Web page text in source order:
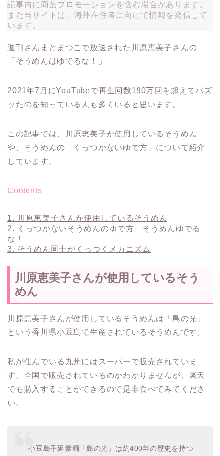
記事内に商品プロモーションを含む場合があります。
また当サイトは、海外在住者に向けて情報を発信して
います。
週刊さんまとまつこで放送された川原恵美子さんの
「そうめんはゆでるな！」
2021年7月にYouTubeで再生回数190万回を超えてバズ
ッたのを知っている人も多くいると思います。
この記事では、川原恵美子が使用しているそうめん
や、そうめんの「くっつかないゆで方」について紹介
しています。
Contents
1. 川原恵美子さんが使用しているそうめん
2.
くっつかないそうめんのゆで方！そうめんゆでる
な！
3. そうめん同士がくっつくメカニズム
川原恵美子さんが使用しているそう
めん
川原恵美子さんが使用しているそうめんは「島の光」
という香川県小豆島で生産されているそうめんです。
私が住んでいる九州にはスーパーで販売されていま
す。全国で販売されているのかわかりませんが、楽天
でも購入することができるので是非食べてみてくださ
い。
小豆島手延素麺『島の光』は約400年の歴史を持つ